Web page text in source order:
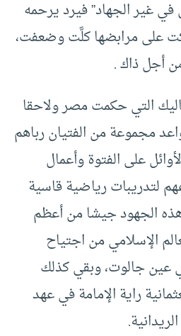
غير الجهاد” فيرد يرحمه
على مرابضها كلَّت وضعفت،
أجل ذاك .
التي حكمت مصر ولاحقا
مجموعة من الفتيان رباهم
على الفتوة وأعمال
لتدريبات رياضية قاسية
الجهود جيشا من أعظم
الإسلامي من اجتياح
عين جالوت، وبقي كذلك
راية الإمامة في عهد